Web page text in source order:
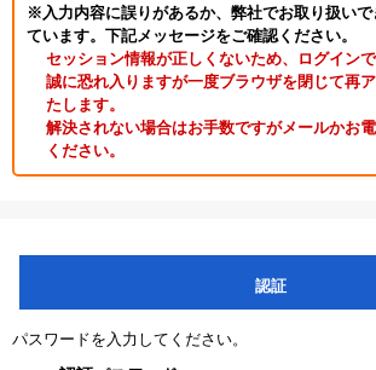
※入力内容に誤りがあるか、弊社でお取り扱い
ています。下記メッセージをご確認ください。
セッション情報が正しくないため、ログイン
誠に恐れ入りますが一度ブラウザを閉じて再
たします。
解決されない場合はお手数ですがメールかお
ください。
認証
パスワードを入力してください。